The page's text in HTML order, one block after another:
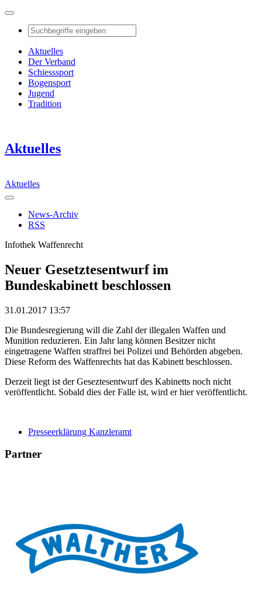
Aktuelles
Der Verband
Schiesssport
Bogensport
Jugend
Tradition
Aktuelles
Aktuelles
News-Archiv
RSS
Infothek Waffenrecht
Neuer Gesetztesentwurf im
Bundeskabinett beschlossen
31.01.2017 13:57
Die Bundesregierung will die Zahl der illegalen Waffen und
Munition reduzieren. Ein Jahr lang können Besitzer nicht
eingetragene Waffen straffrei bei Polizei und Behörden abgeben.
Diese Reform des Waffenrechts hat das Kabinett beschlossen.
Derzeit liegt ist der Geseztesentwurf des Kabinetts noch nicht
veröffentlicht. Sobald dies der Falle ist, wird er hier veröffentlicht.
Presseerklärung Kanzleramt
Partner